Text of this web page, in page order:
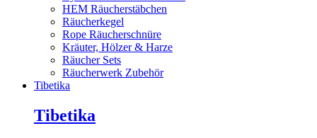
HEM Räucherstäbchen
Räucherkegel
Rope Räucherschnüre
Kräuter, Hölzer & Harze
Räucher Sets
Räucherwerk Zubehör
Tibetika
Tibetika